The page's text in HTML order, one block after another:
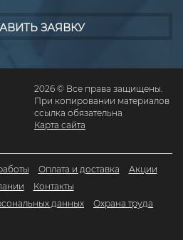
ЗАЯВКУ
2026 © Все права защищены.
При копировании материалов
ссылка обязательна
Карта сайта
Оплата и доставка
Акции
Контакты
данных
Охрана труда